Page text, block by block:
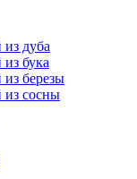
дуба
бука
березы
из сосны